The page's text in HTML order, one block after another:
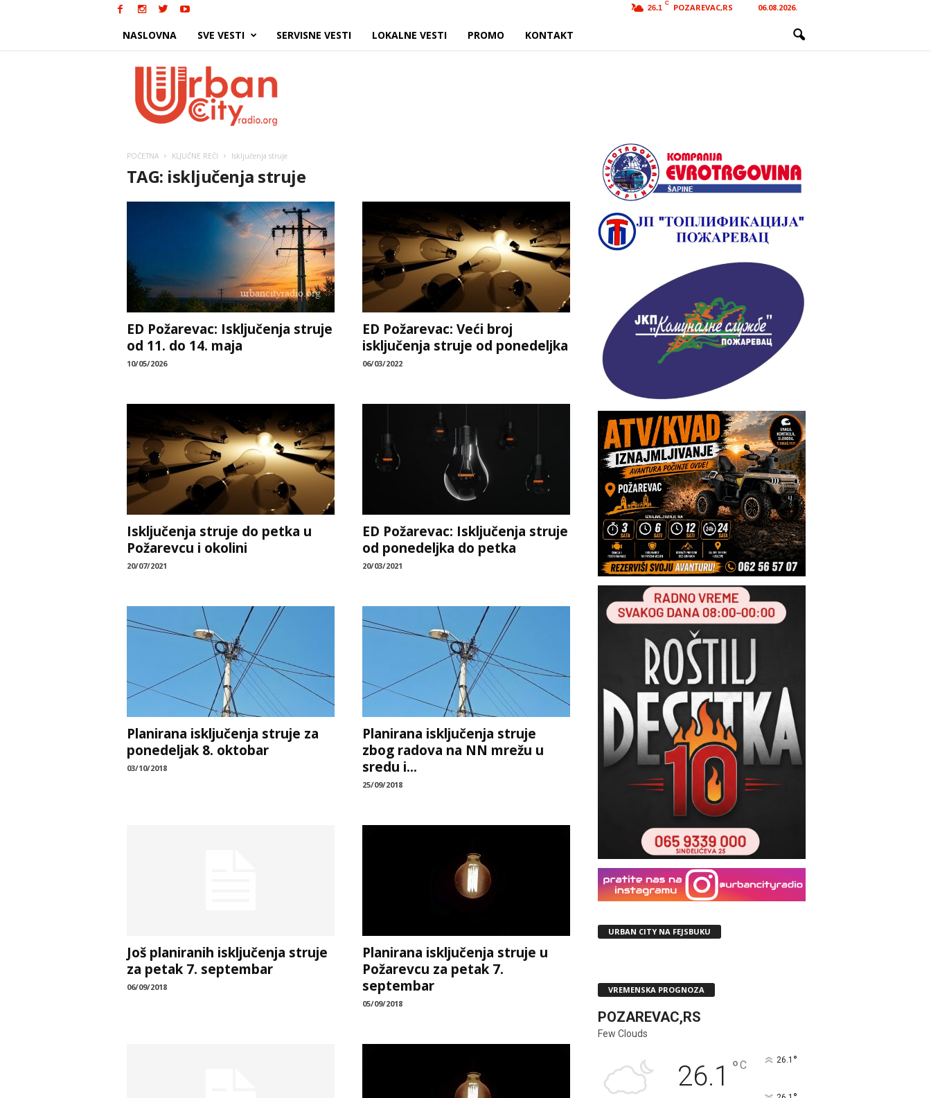
26.1
C POZAREVAC,RS 06.08.2026.
NASLOVNA SVE VESTI SERVISNE VESTI LOKALNE VESTI PROMO KONTAKT
POČETNA KLJUČNE REČI Isključenja struje
TAG: isključenja struje
ED Požarevac: Isključenja struje
od 11. do 14. maja
10/05/2026
ED Požarevac: Veći broj
isključenja struje od ponedeljka
06/03/2022
Isključenja struje do petka u
Požarevcu i okolini
20/07/2021
ED Požarevac: Isključenja struje
od ponedeljka do petka
20/03/2021
Planirana isključenja struje za
ponedeljak 8. oktobar
03/10/2018
Planirana isključenja struje
zbog radova na NN mrežu u
sredu i...
25/09/2018
Još planiranih isključenja struje
za petak 7. septembar
06/09/2018
Planirana isključenja struje u
Požarevcu za petak 7.
septembar
05/09/2018
URBAN CITY NA FEJSBUKU
VREMENSKA PROGNOZA
POZAREVAC,RS
Few Clouds
26.1 °C 26.1 °